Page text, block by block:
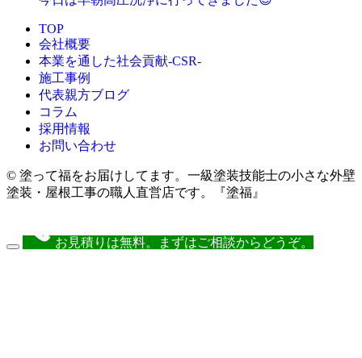
TOP
会社概要
本業を通した社会貢献-CSR-
施工事例
代表親方ブログ
コラム
採用情報
お問い合わせ
© 塗って福をお届けしてます。一級塗装技能士の小さな外壁
塗装・屋根工事の職人直営店です。『塗福』
お見積りは無料。まずはご相談からどうぞ。